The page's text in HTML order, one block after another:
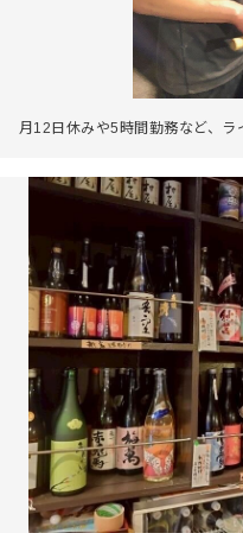
月12日休みや5時間勤務など、ラ